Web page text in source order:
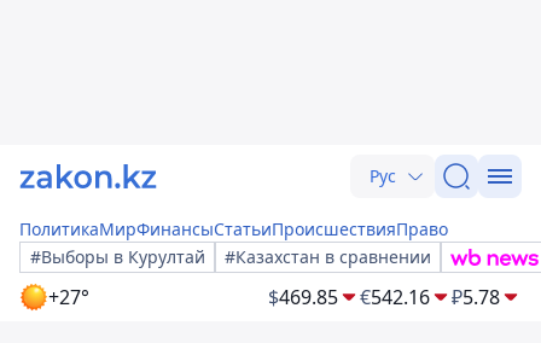
Рус
ПолитикаМирФинансыСтатьиПроисшествияПраво
#Выборы в Курултай
#Казахстан в сравнении
+27° $469.85 €542.16 ₽5.78